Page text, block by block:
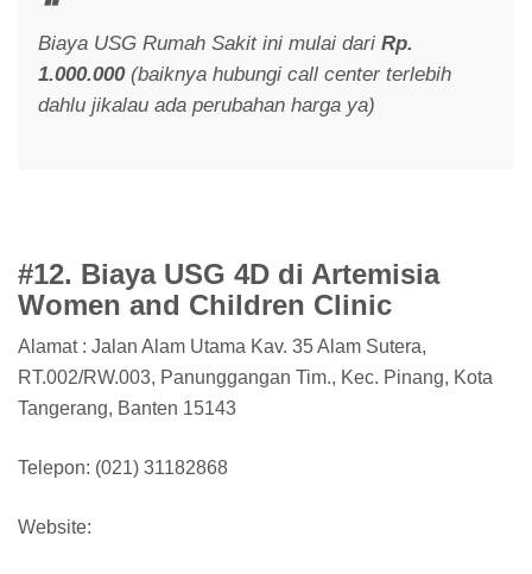
Biaya USG Rumah Sakit ini mulai dari Rp.
1.000.000 (baiknya hubungi call center terlebih
dahlu jikalau ada perubahan harga ya)
#12. Biaya USG 4D di Artemisia
Women and Children Clinic
Alamat : Jalan Alam Utama Kav. 35 Alam Sutera,
RT.002/RW.003, Panunggangan Tim., Kec. Pinang, Kota
Tangerang, Banten 15143
Telepon: (021) 31182868
Website: